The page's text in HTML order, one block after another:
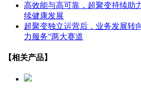
高效能与高可靠，超聚变持续助
续健康发展
超聚变独立运营后，业务发展转
力服务”两大赛道
【相关产品】